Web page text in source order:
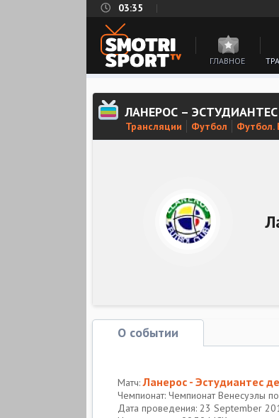
03:35
ГЛАВНОЕ
ЛАНЕРОС –
Трансляции Футбол Футбол.
О событии
Матч:Ланерос - Эстудиантес
Чемпионат: Чемпионат Венесуэлы
Дата проведения: 23 September